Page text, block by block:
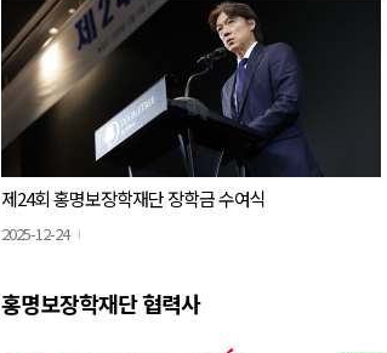
제24회 홍명보장학재단 장학금 수여식
2025-12-24
홍명보장학재단 협력사